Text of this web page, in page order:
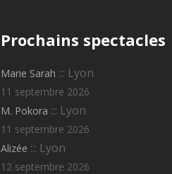
Prochains spectacles
Marie Sarah ::: Lyon
11 septembre 2026
M. Pokora ::: Lyon
11 septembre 2026
Alizée ::: Lyon
12 septembre 2026